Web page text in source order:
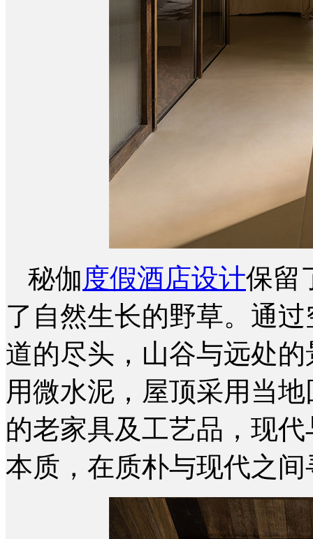
秘伽度假酒店设计保留
了自然生长的野草。通
道的尽头，山谷与远处
用微水泥，屋顶采用当
的老家具及工艺品，现
本质，在质朴与现代之